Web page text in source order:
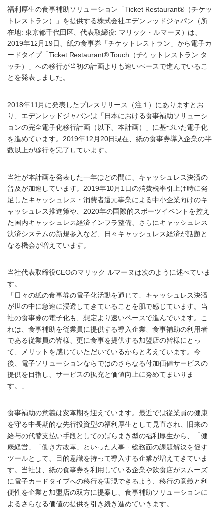
福利厚生の食事補助ソリューション「Ticket Restaurant®（チケッ
トレストラン）」を提供する株式会社エデンレッドジャパン（所
在地: 東京都千代田区、代表取締役: マリック・ルマーヌ）は、
2019年12月19日、紙の食事券「チケットレストラン」から電子カ
ードタイプ「Ticket Restaurant® Touch（チケットレストラン タ
ッチ）」への移行が当初の計画よりも速いペースで進んでいるこ
とを発表しました。
2018年11月に発表したプレスリリース（注１）にありますとお
り、エデンレッドジャパンは「日本における食事補助ソリューシ
ョンの完全電子化移行計画（以下、本計画）」に基づいた電子化
を進めています。2019年12月20日現在、紙の食事券導入企業の半
数以上が移行を完了しています。
当社が本計画を発表した一年ほどの間に、キャッシュレス決済の
普及が加速しています。2019年10月1日の消費税率引上げ時に発
足したキャッシュレス・消費者還元事業による中小企業向けのキ
ャッシュレス推進策や、2020年の国際的スポーツイベントを控え
た国内キャッシュレス経済インフラ整備、さらにキャッシュレス
決済システムの新規参入など、日々キャッシュレス経済が話題と
なる機会が増えています。
当社代表取締役CEOのマリック ルマーヌは次のように述べていま
す。
「日々の紙の食事券の電子化活動を通じて、キャッシュレス決済
が世の中に急速に浸透してきていることを肌で感じています。当
社の食事券の電子化も、想定より速いペースで進んでいます。こ
れは、食事補助を従業員に提供する導入企業、食事補助の利用者
である従業員の皆様、更に食事を提供する加盟店の皆様にとっ
て、メリットを感じていただいているからと考えています。今
後、電子ソリューションならではのさらなる付加価値サービスの
提供を目指し、サービスの拡充と価値向上に努めてまいりま
す。」
食事補助の意義は変革期を迎えています。最近では従業員の健康
を守る中長期的な先行投資型の福利厚生として見直され、旧来の
給与の代替支払い手段としてのばらまき型の福利厚生から、「健
康経営」「働き方改革」といった人事・総務面の課題解決を促す
ツールとして、目的意識を持って導入する企業が増えてきていま
す。当社は、紙の食事券を利用している企業や飲食店がスムーズ
に電子カードタイプへの移行を実現できるよう、移行の意義と利
便性を企業と加盟店の双方に提案し、食事補助ソリューションに
よるさらなる価値の提供を引き続き進めていきます。